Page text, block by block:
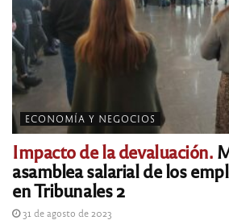
ECONOMÍA Y NEGOCIOS
Impacto de la devaluación.
asamblea salarial de los
en Tribunales 2
31 de agosto de 2023